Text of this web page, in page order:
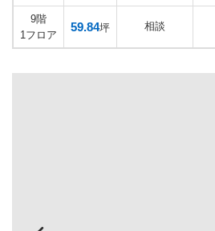
9階
1フロア
59.84坪 相談